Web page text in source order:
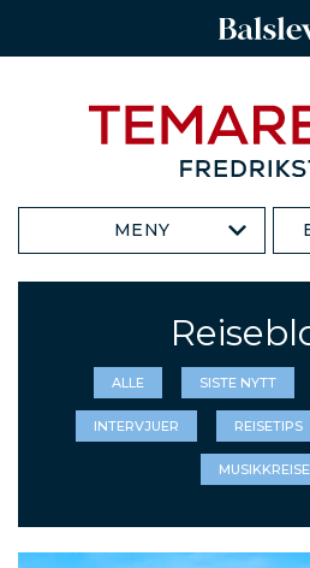
MENY
ALLE SISTE NYTT
INTERVJUER REISETIPS